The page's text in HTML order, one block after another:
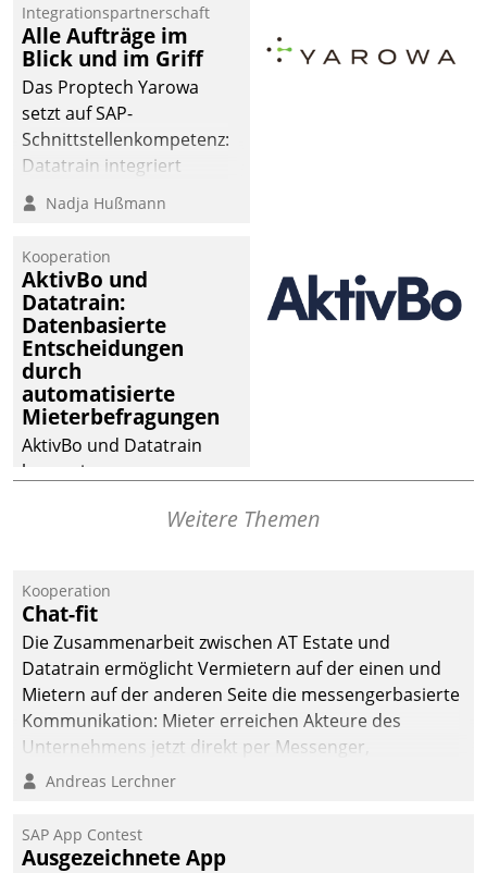
passende Fragen und
Schlagworte auswirft.
Eine intuitive
Dialogführung ermöglicht
dem externen
Serviceteam, Anrufe von
Mietenden zügiger und
effizienter zu bearbeiten.
Integrationspartnerschaft
Alle Aufträge im
Blick und im Griff
Das Proptech Yarowa
setzt auf SAP-
Schnittstellenkompetenz:
Datatrain integriert
Yarowas Portal zur
Vergabe und Verwaltung
operativen
Instandhaltung in die
SAP-Systemlandschaft
deutscher
Wohnungsunternehmen
– und beschleunigt damit
den Weg vom
Mieteranliegen zum
Dienstleisterauftrag.
Nadja Hußmann
Kooperation
AktivBo und
Datatrain:
Datenbasierte
Entscheidungen
durch
automatisierte
Mieterbefragungen
AktivBo und Datatrain
kooperieren –
profitieren: Die nahtlose
Datatrain ermöglicht
automatisiert ausgelöste,
zielgerichtete
Mieterbefragungen – eine
starke Grundlage für
intelligente,
Entscheidungen.
Weitere Themen
Kooperation
Chat-fit
Die Zusammenarbeit zwischen AT Estate und
Datatrain ermöglicht Vermietern auf der einen und
Mietern auf der anderen Seite die messengerbasierte
Kommunikation: Mieter erreichen Akteure des
Unternehmens jetzt direkt per Messenger,
Mitarbeiter oder Dienstleister empfangen oder
Andreas Lerchner
SAP App Contest
Ausgezeichnete App